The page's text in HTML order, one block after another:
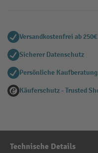
Versandkostenfrei ab 250€
Sicherer Datenschutz
Persönliche Kaufberatung
Käuferschutz - Trusted
Technische Details